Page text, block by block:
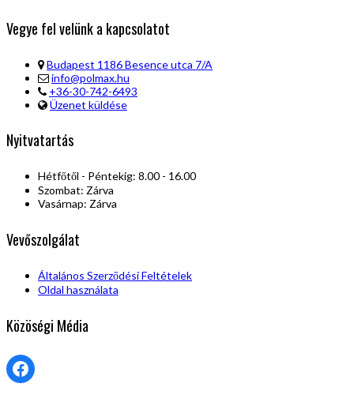
Vegye fel velünk a kapcsolatot
Budapest 1186 Besence utca 7/A
info@polmax.hu
+36-30-742-6493
Üzenet küldése
Nyitvatartás
Hétfőtől - Péntekig: 8.00 - 16.00
Szombat: Zárva
Vasárnap: Zárva
Vevőszolgálat
Általános Szerződési Feltételek
Oldal használata
Közöségi Média
Facebook